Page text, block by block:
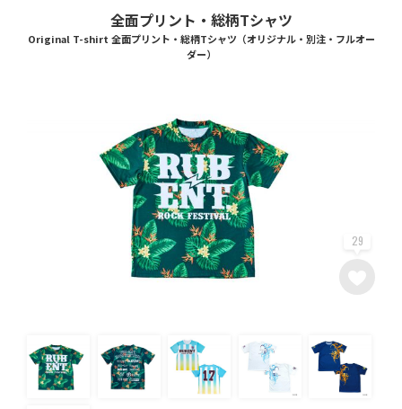
全面プリント・総柄Tシャツ
Original T-shirt 全面プリント・総柄Tシャツ（オリジナル・別注・フルオー
ダー）
29